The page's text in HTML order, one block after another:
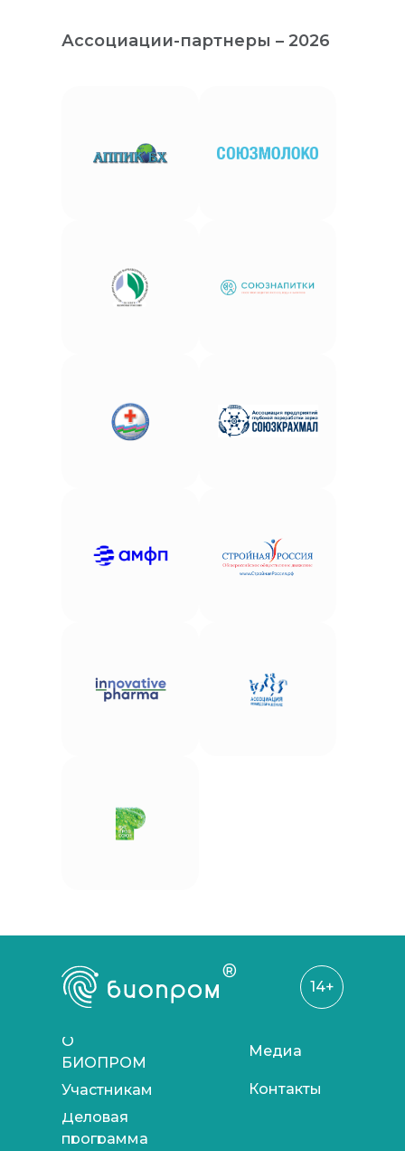
Ассоциации-партнеры – 2026
О
БИОПРОМ
Участникам
Медиа
Деловая
программа
Контакты
14+
®